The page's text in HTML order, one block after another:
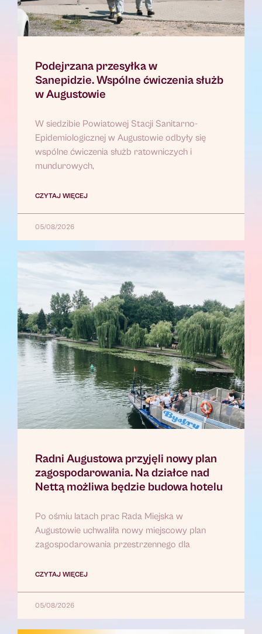
Podejrzana przesyłka w
Sanepidzie. Wspólne ćwiczenia służb
w Augustowie
W siedzibie Powiatowej Stacji Sanitarno-
Epidemiologicznej w Augustowie odbyły się
wspólne ćwiczenia służb ratowniczych i
mundurowych,
CZYTAJ WIĘCEJ
05/08/2026
Radni Augustowa przyjęli nowy plan
zagospodarowania. Na działce nad
Nettą możliwa będzie budowa hotelu
Po ośmiu latach prac Rada Miejska w
Augustowie uchwaliła nowy miejscowy plan
zagospodarowania przestrzennego dla
CZYTAJ WIĘCEJ
05/08/2026